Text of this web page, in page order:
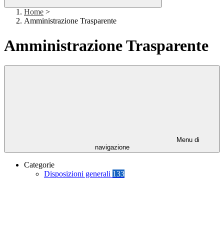
Home >
Amministrazione Trasparente
Amministrazione Trasparente
Menu di
navigazione
Categorie
Disposizioni generali 133